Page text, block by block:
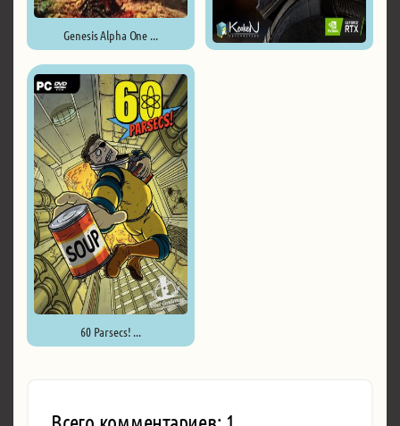
Genesis Alpha One ...
60 Parsecs! ...